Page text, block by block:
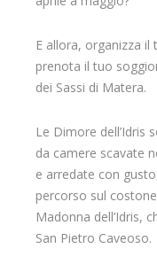
E allora, organizza
prenota il tuo
dei Sassi di Matera.
Le Dimore dell’Idris
da camere scavate
e arredate con
percorso sul
Madonna dell’Idris,
San Pietro Caveoso.